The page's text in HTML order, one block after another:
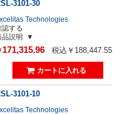
3101-30
Technologies
認する
品説明
171,315.96 税込￥188,447.55
3101-10
Technologies